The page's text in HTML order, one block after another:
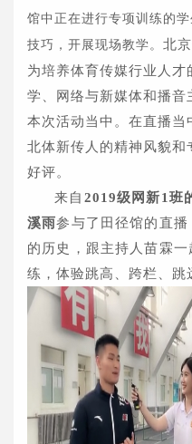
馆中正在进行专项训练的
技巧，开展现场教学。 北
为培养体育传媒行业人才
学、网络与新媒体和播音
本次活动当中。在直播当
北体新传人的精神风貌
好评。
来自 2019级网新1班
溪雨参与了田径馆的直
的历史，跟主持人苗霖一
练，体验跳高、跨栏、跳